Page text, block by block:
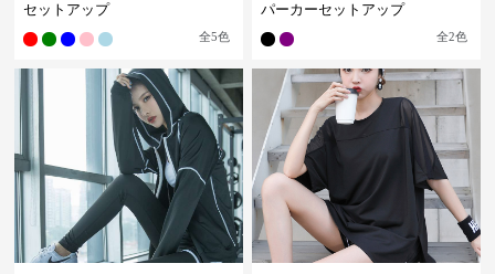
セットアップ
全5色
パーカーセットアップ
全2色